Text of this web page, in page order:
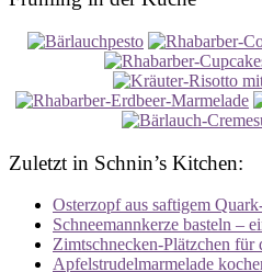
Zuletzt in Schnin’s Kitchen:
Osterzopf aus saftigem
Schneemannkerze basteln –
Zimtschnecken-Plätzchen für
Apfelstrudelmarmelade